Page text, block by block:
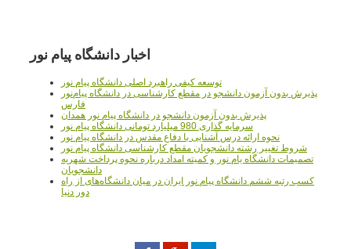
اخبار دانشگاه پیام نور
توسعه کیفی راهبرد اصلی دانشگاه پیام نور
پذیرش بدون آزمون دانشجو در مقطع کارشناسی در دانشگاه پیام‌نور
فارس
پذیرش بدون آزمون دانشجو در دانشگاه پیام نور همدان
سرمایه گذاری 980 میلیارد تومانی دانشگاه پیام نور
نحوه ارائه درس آشنایی با دفاع مقدس در دانشگاه پیام نور
شروط تغییر رشته دانشجویان مقطع کارشناسی دانشگاه پیام نور
تصمیمات دانشگاه یام نور و کمیته امداد درباره نحوه پرداخت شهریه
دانشجویان
کسب رتبه ششم دانشگاه پیام نور ایران در میان دانشگاه‌های از راه
دور دنیا